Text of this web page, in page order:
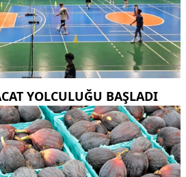
YOLCULUĞU BAŞLADI